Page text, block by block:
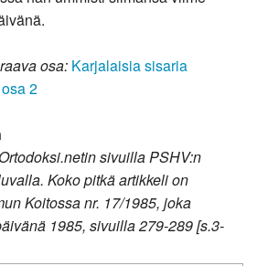
osa: Karjalaisia sisaria
2
sivuilla PSHV:n
Koko pitkä artikkeli on
Koitossa nr. 17/1985, joka
1985, sivuilla 279-289 [s.3-